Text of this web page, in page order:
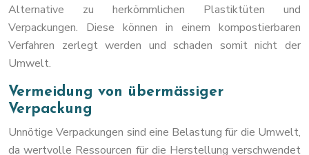
Alternative zu herkömmlichen Plastiktüten und
Verpackungen. Diese können in einem kompostierbaren
Verfahren zerlegt werden und schaden somit nicht der
Umwelt.
Vermeidung von übermässiger
Verpackung
Unnötige Verpackungen sind eine Belastung für die Umwelt,
da wertvolle Ressourcen für die Herstellung verschwendet